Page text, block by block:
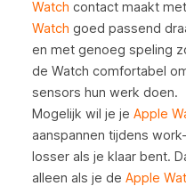
Watch contact maakt
Watch goed passend
en met genoeg speling
de Watch comfortabel
sensors hun werk doen.
Mogelijk wil je je Apple
aanspannen tijdens
losser als je klaar bent.
alleen als je de Apple